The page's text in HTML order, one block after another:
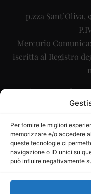
Per fornire le migliori
memorizzare e/o accedere
queste tecnologie ci
navigazione o ID unici su
può influire negativamente
p.zza Sant’Oliva,
Mercurio
iscritta al Registro
Sito gestito daLa